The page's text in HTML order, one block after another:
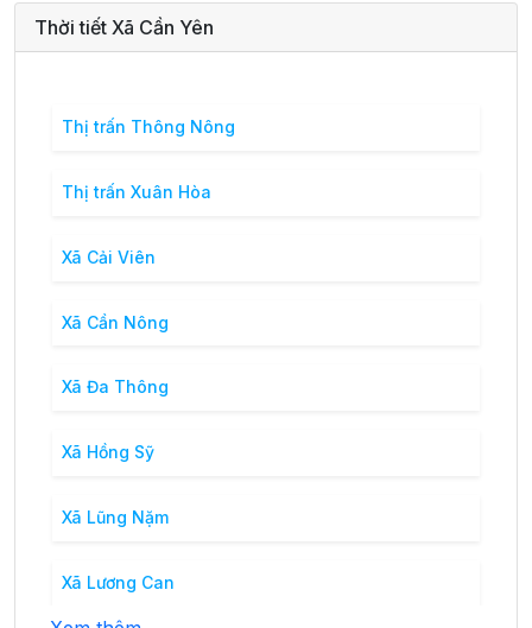
Thời tiết Xã Cần Yên
Thị trấn Thông Nông
Thị trấn Xuân Hòa
Xã Cải Viên
Xã Cần Nông
Xã Đa Thông
Xã Hồng Sỹ
Xã Lũng Nặm
Xã Lương Can